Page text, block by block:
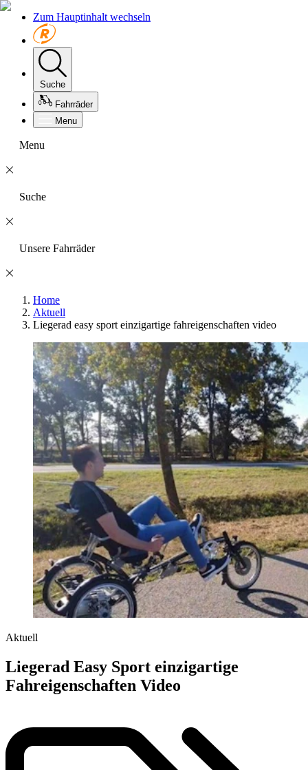
Zum Hauptinhalt wechseln
Suche
Fahrräder
Menu
Menu
Suche
Unsere Fahrräder
Home
Aktuell
Liegerad easy sport einzigartige fahreigenschaften video
Aktuell
Liegerad Easy Sport einzigartige
Fahreigenschaften Video